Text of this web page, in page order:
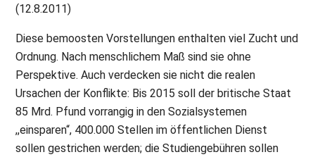
(12.8.2011)
Diese bemoosten Vorstellungen enthalten viel Zucht und
Ordnung. Nach menschlichem Maß sind sie ohne
Perspektive. Auch verdecken sie nicht die realen
Ursachen der Konflikte: Bis 2015 soll der britische Staat
85 Mrd. Pfund vorrangig in den Sozialsystemen
,,einsparen“, 400.000 Stellen im öffentlichen Dienst
sollen gestrichen werden; die Studiengebühren sollen